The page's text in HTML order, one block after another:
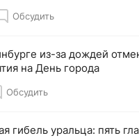
Обсудить
из-за дождей
на День города
Обсудить
гибель уральца: пять